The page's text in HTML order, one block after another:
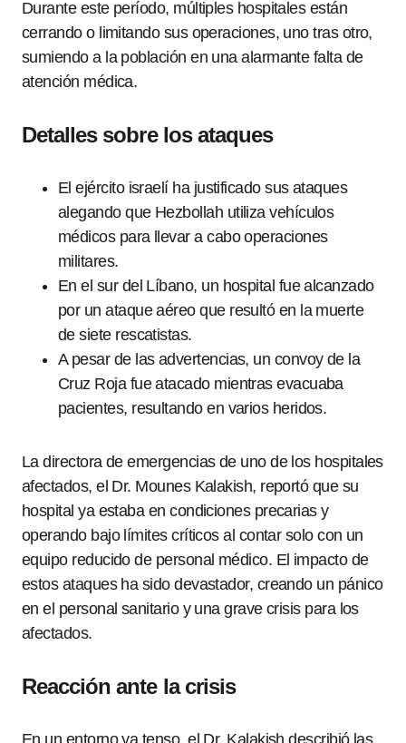
Durante este período, múltiples hospitales están
cerrando o limitando sus operaciones, uno tras otro,
sumiendo a la población en una alarmante falta de
atención médica.
Detalles sobre los ataques
El ejército israelí ha justificado sus ataques
alegando que Hezbollah utiliza vehículos
médicos para llevar a cabo operaciones
militares.
En el sur del Líbano, un hospital fue alcanzado
por un ataque aéreo que resultó en la muerte
de siete rescatistas.
A pesar de las advertencias, un convoy de la
Cruz Roja fue atacado mientras evacuaba
pacientes, resultando en varios heridos.
La directora de emergencias de uno de los hospitales
afectados, el Dr. Mounes Kalakish, reportó que su
hospital ya estaba en condiciones precarias y
operando bajo límites críticos al contar solo con un
equipo reducido de personal médico. El impacto de
estos ataques ha sido devastador, creando un pánico
en el personal sanitario y una grave crisis para los
afectados.
Reacción ante la crisis
En un entorno ya tenso, el Dr. Kalakish describió las